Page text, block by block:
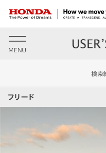
MENU
検索
フリード